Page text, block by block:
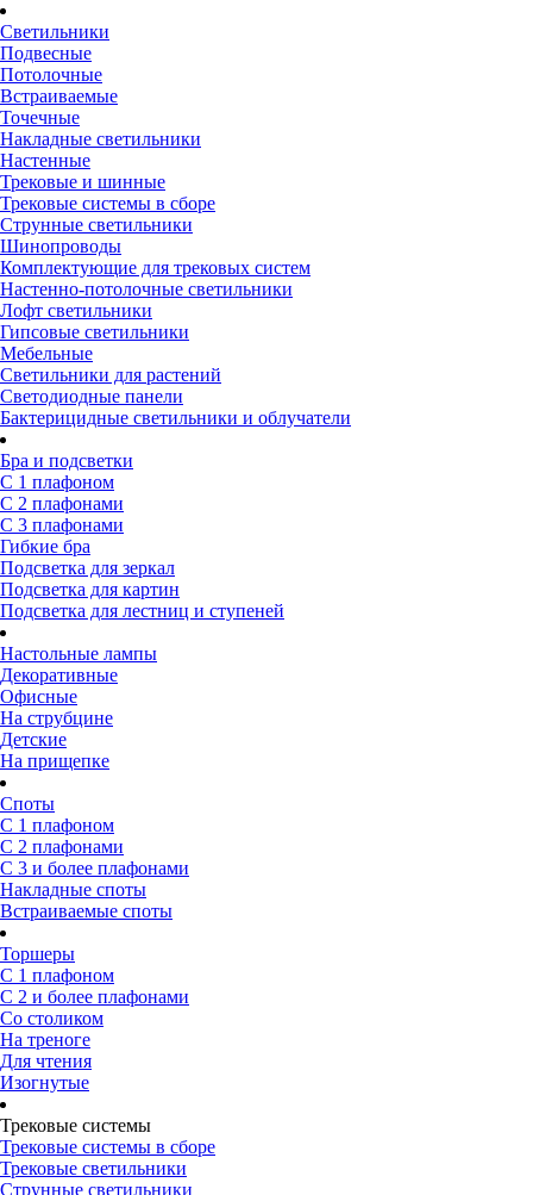
Светильники
Подвесные
Потолочные
Встраиваемые
Точечные
Накладные светильники
Настенные
Трековые и шинные
Трековые системы в сборе
Струнные светильники
Шинопроводы
Комплектующие для трековых систем
Настенно-потолочные светильники
Лофт светильники
Гипсовые светильники
Мебельные
Светильники для растений
Светодиодные панели
Бактерицидные светильники и облучатели
Бра и подсветки
С 1 плафоном
С 2 плафонами
С 3 плафонами
Гибкие бра
Подсветка для зеркал
Подсветка для картин
Подсветка для лестниц и ступеней
Настольные лампы
Декоративные
Офисные
На струбцине
Детские
На прищепке
Споты
С 1 плафоном
С 2 плафонами
С 3 и более плафонами
Накладные споты
Встраиваемые споты
Торшеры
С 1 плафоном
С 2 и более плафонами
Со столиком
На треноге
Для чтения
Изогнутые
Трековые системы
Трековые системы в сборе
Трековые светильники
Струнные светильники